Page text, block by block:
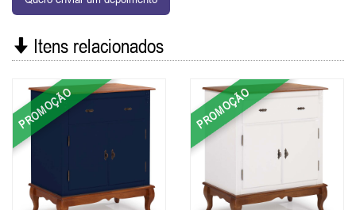
Itens relacionados
PROMOÇÃO PROMOÇÃO